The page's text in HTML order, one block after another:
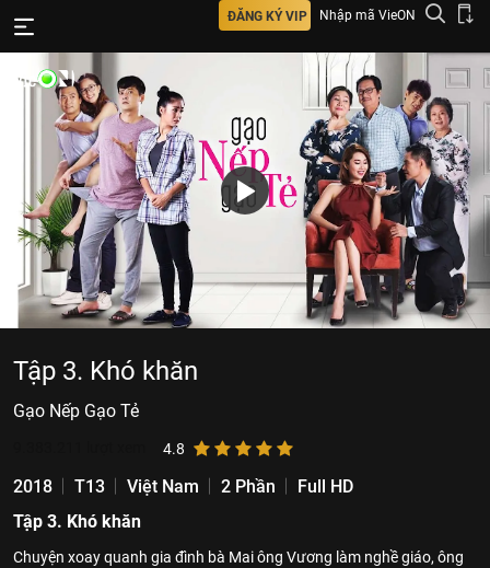
ĐĂNG KÝ VIP Nhập mã VieON
Tập 3. Khó khăn
Gạo Nếp Gạo Tẻ
4.8
2018 T13 Việt Nam 2 Phần
Full HD
Tập 3. Khó khăn
Chuyện xoay quanh gia đình bà Mai ông Vương làm nghề giáo, ông